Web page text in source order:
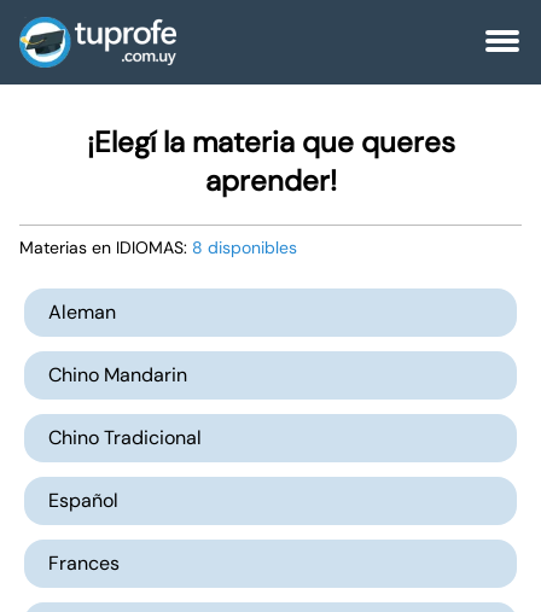
¡Elegí la materia que queres
aprender!
Materias en IDIOMAS: 8 disponibles
Aleman
Chino Mandarin
Chino Tradicional
Español
Frances